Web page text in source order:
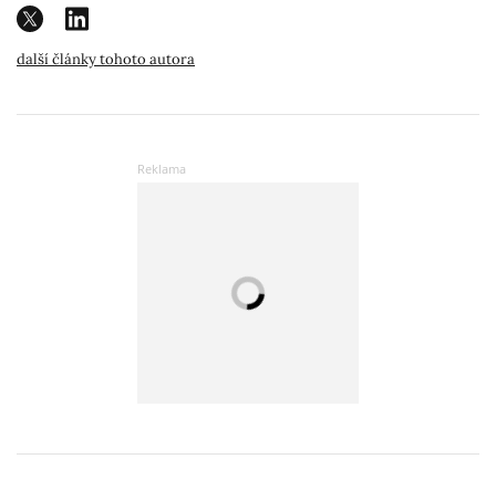
další články tohoto autora